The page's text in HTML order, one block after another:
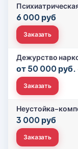
6 000 руб
Заказать
Дежурство
от 50 000 руб.
Заказать
Неустойка-
3 000 руб
Заказать